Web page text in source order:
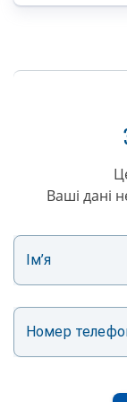
Ваші дані
Ім’я
Номер